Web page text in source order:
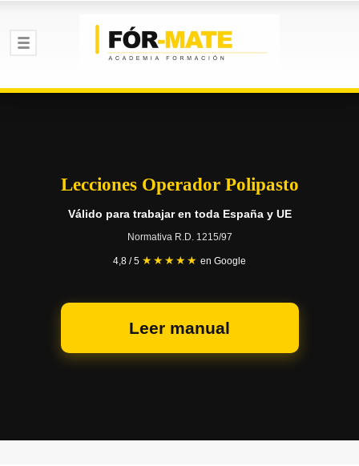
Lecciones Operador Polipasto
Válido para trabajar en toda España y UE
Normativa R.D. 1215/97
4,8 / 5 ★★★★★ en Google
Leer manual